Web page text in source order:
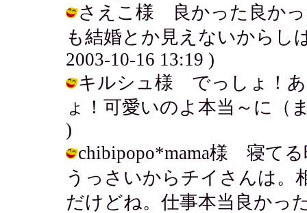
さえこ様 良かった良かっ
も結婚とか見えないからし
2003-10-16 13:19 )
キルシュ様 でっしょ！あ
ょ！可愛いのよ本当～に（
)
chibipopo*mama様 寝て
うっさいからチイさんは。
だけどね。仕事本当良かっ